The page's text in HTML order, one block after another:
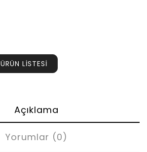
ÜRÜN LİSTESİ
Açıklama
Yorumlar (0)